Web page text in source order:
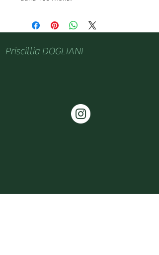
Priscillia DOGLIANI